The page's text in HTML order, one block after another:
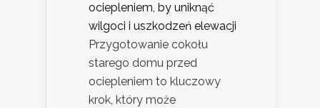
ociepleniem, by uniknąć
wilgoci i uszkodzeń elewacji
Przygotowanie cokołu
starego domu przed
ociepleniem to kluczowy
krok, który może